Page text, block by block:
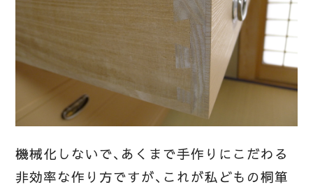
機械化しないで、あくまで手作りにこだわる
非効率な作り方ですが、これが私どもの桐箪